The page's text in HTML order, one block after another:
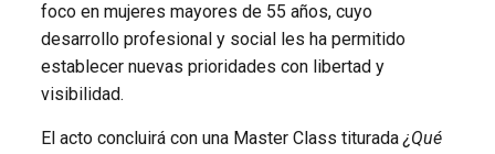
foco en mujeres mayores de 55 años, cuyo
desarrollo profesional y social les ha permitido
establecer nuevas prioridades con libertad y
visibilidad.
El acto concluirá con una Master Class titurada¿Qué